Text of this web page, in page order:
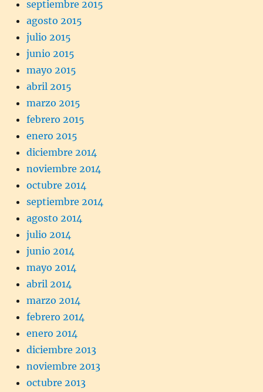
septiembre 2015
agosto 2015
julio 2015
junio 2015
mayo 2015
abril 2015
marzo 2015
febrero 2015
enero 2015
diciembre 2014
noviembre 2014
octubre 2014
septiembre 2014
agosto 2014
julio 2014
junio 2014
mayo 2014
abril 2014
marzo 2014
febrero 2014
enero 2014
diciembre 2013
noviembre 2013
octubre 2013